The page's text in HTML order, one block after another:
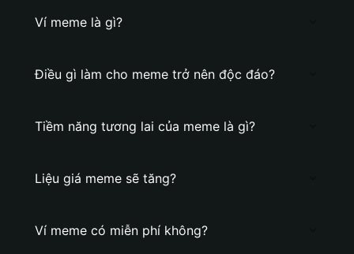
Ví meme là gì?
Điều gì làm cho meme trở nên độc đáo?
Tiềm năng tương lai của meme là gì?
Liệu giá meme sẽ tăng?
Ví meme có miễn phí không?